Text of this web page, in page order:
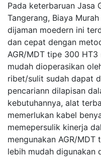
Pada keterbaruan Jasa
Tangerang, Biaya
dijaman moedern ini
dan cepat dengan
AGR/MDT tipe 300
mudah dioperasikan
ribet/sulit sudah dapat
pencariann dilapisan
kebutuhannya, alat
memerlukan kabel
memepersulik kinerja
mengunakan AGR/
lebih mudah digunakan